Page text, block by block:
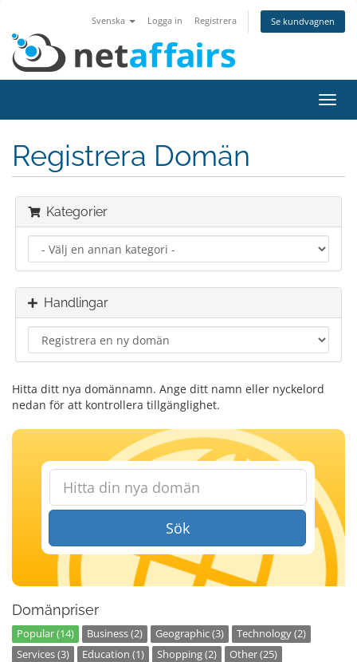
Svenska Logga in Registrera Se kundvagnen
Växla
Registrera Domän
Kategorier
Handlingar
Hitta ditt nya domännamn. Ange ditt namn eller nyckelord
nedan för att kontrollera tillgänglighet.
Sök
Domänpriser
Popular (14) Business (2) Geographic (3)
Technology (2)
Services (3)
Education (1) Shopping (2) Other (25)